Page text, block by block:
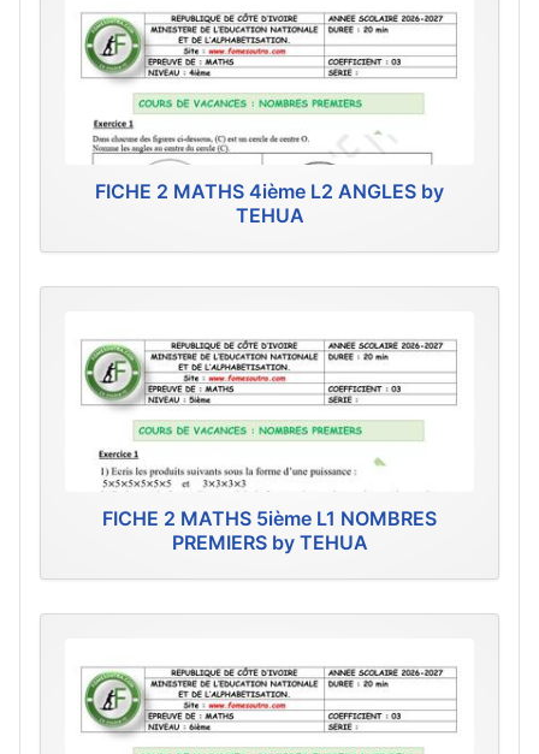
FICHE 2 MATHS 4ième L2 ANGLES by
TEHUA
FICHE 2 MATHS 5ième L1 NOMBRES
PREMIERS by TEHUA